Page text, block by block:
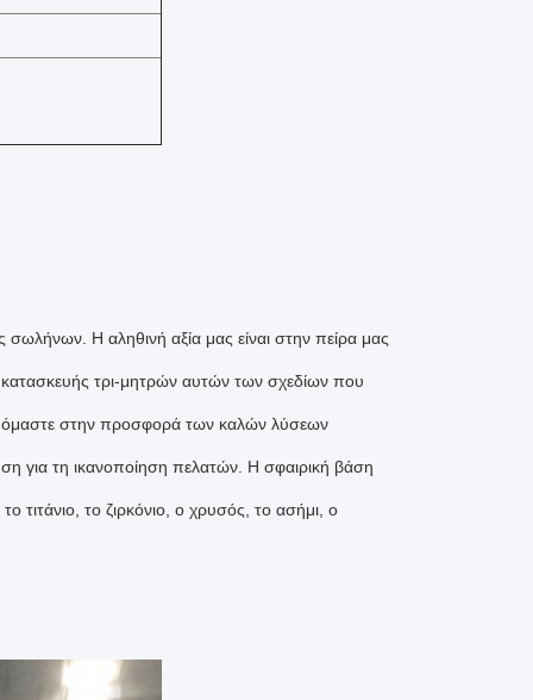
σωλήνων. Η αληθινή αξία μας είναι στην πείρα μας
κατασκευής τρι-μητρών αυτών των σχεδίων που
στην προσφορά των καλών λύσεων
για τη ικανοποίηση πελατών. Η σφαιρική βάση
τιτάνιο, το ζιρκόνιο, ο χρυσός, το ασήμι, ο